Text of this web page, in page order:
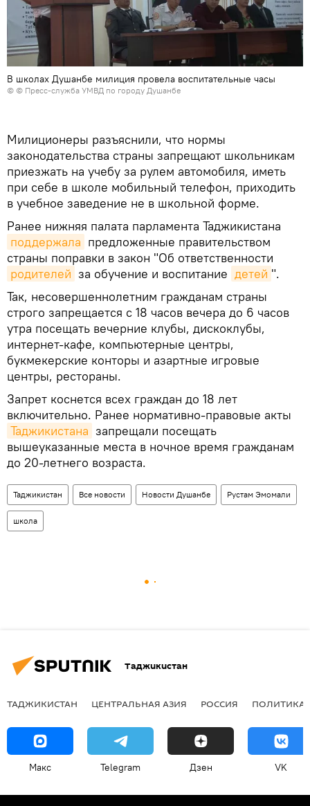
В школах Душанбе милиция провела воспитательные часы
© © Пресс-служба УМВД по городу Душанбе
Милиционеры разъяснили, что нормы
законодательства страны запрещают школьникам
приезжать на учебу за рулем автомобиля, иметь
при себе в школе мобильный телефон, приходить
в учебное заведение не в школьной форме.
Ранее нижняя палата парламента Таджикистана
поддержала предложенные правительством
страны поправки в закон "Об ответственности
родителей за обучение и воспитание детей ".
Так, несовершеннолетним гражданам страны
строго запрещается с 18 часов вечера до 6 часов
утра посещать вечерние клубы, дискоклубы,
интернет-кафе, компьютерные центры,
букмекерские конторы и азартные игровые
центры, рестораны.
Запрет коснется всех граждан до 18 лет
включительно. Ранее нормативно-правовые акты
Таджикистана запрещали посещать
вышеуказанные места в ночное время гражданам
до 20-летнего возраста.
Таджикистан Все новости Новости Душанбе Рустам Эмомали
школа
Таджикистан
ТАДЖИКИСТАН ЦЕНТРАЛЬНАЯ АЗИЯ РОССИЯ ПОЛИТИКА
Макс Telegram Дзен VK